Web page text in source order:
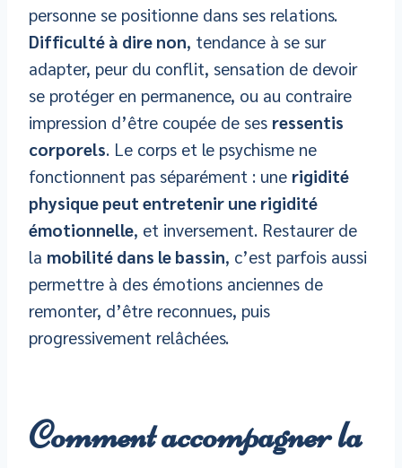
personne se positionne dans ses relations.
Difficulté à dire non, tendance à se sur
adapter, peur du conflit, sensation de devoir
se protéger en permanence, ou au contraire
impression d’être coupée de ses ressentis
corporels. Le corps et le psychisme ne
fonctionnent pas séparément : une rigidité
physique peut entretenir une rigidité
émotionnelle, et inversement. Restaurer de
la mobilité dans le bassin, c’est parfois aussi
permettre à des émotions anciennes de
remonter, d’être reconnues, puis
progressivement relâchées.
Comment accompagner la